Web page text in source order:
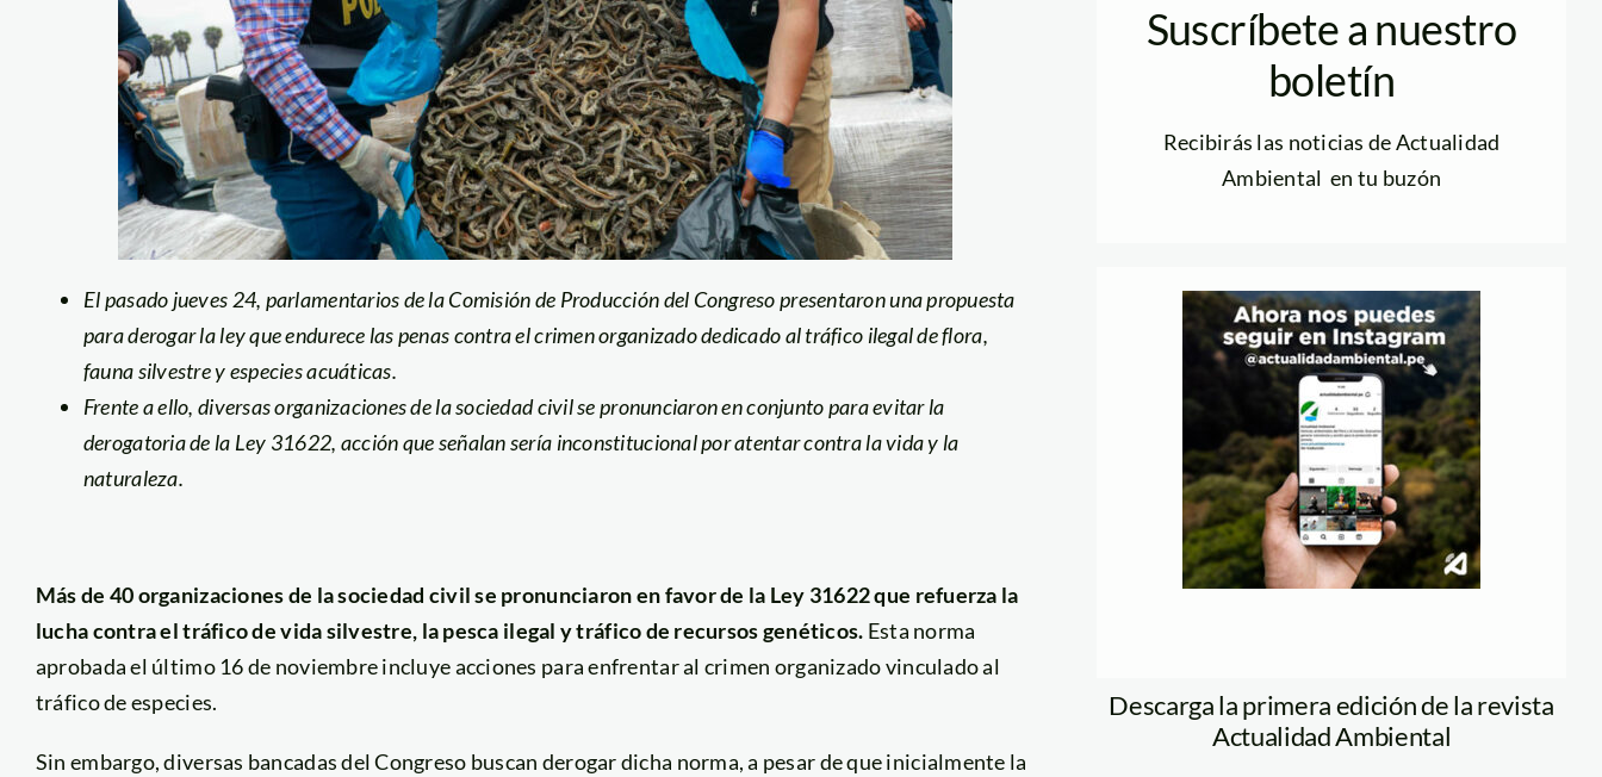
El pasado jueves 24, parlamentarios de la Comisión de Producción del Congreso presentaron una propuesta
para derogar la ley que endurece las penas contra el crimen organizado dedicado al tráfico ilegal de flora,
fauna silvestre y especies acuáticas.
Frente a ello, diversas organizaciones de la sociedad civil se pronunciaron en conjunto para evitar la
derogatoria de la Ley 31622, acción que señalan sería inconstitucional por atentar contra la vida y la
naturaleza.
Más de 40 organizaciones de la sociedad civil se pronunciaron en favor de la Ley 31622 que refuerza la
luchacontra el tráfico de vida silvestre, la pesca ilegal y tráfico de recursos genéticos. Esta norma
aprobada el último 16 de noviembre incluye acciones para enfrentar al crimen organizado vinculado al
tráfico de especies.
Sin embargo, diversas bancadas del Congreso buscan derogar dicha norma, a pesar de que inicialmente la
Suscríbete a nuestro
boletín
Recibirás las noticias de Actualidad
Ambiental en tu buzón
Descarga la primera edición de la revista
Actualidad Ambiental